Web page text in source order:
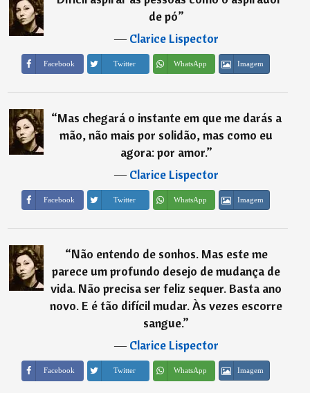
de pó”
―Clarice Lispector
Facebook Twitter WhatsApp Imagem
“Mas chegará o instante em que me darás a
mão, não mais por solidão, mas como eu
agora: por amor.”
―Clarice Lispector
Facebook Twitter WhatsApp Imagem
“Não entendo de sonhos. Mas este me
parece um profundo desejo de mudança de
vida. Não precisa ser feliz sequer. Basta ano
novo. E é tão difícil mudar. Às vezes escorre
sangue.”
―Clarice Lispector
Facebook Twitter WhatsApp Imagem